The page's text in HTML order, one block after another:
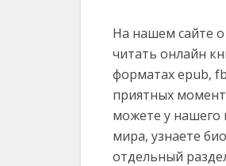
На нашем сайте
читать онлайн
форматах epub,
приятных
можете у нашего
мира, узнаете
отдельный